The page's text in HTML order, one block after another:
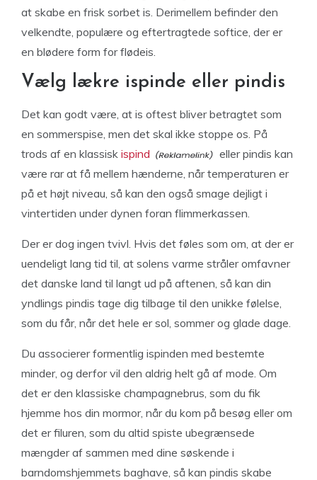
at skabe en frisk sorbet is. Derimellem befinder den
velkendte, populære og eftertragtede softice, der er
en blødere form for flødeis.
Vælg lækre ispinde eller pindis
Det kan godt være, at is oftest bliver betragtet som
en sommerspise, men det skal ikke stoppe os. På
trods af en klassisk ispind
eller pindis kan
være rar at få mellem hænderne, når temperaturen er
på et højt niveau, så kan den også smage dejligt i
vintertiden under dynen foran flimmerkassen.
Der er dog ingen tvivl. Hvis det føles som om, at der er
uendeligt lang tid til, at solens varme stråler omfavner
det danske land til langt ud på aftenen, så kan din
yndlings pindis tage dig tilbage til den unikke følelse,
som du får, når det hele er sol, sommer og glade dage.
Du associerer formentlig ispinden med bestemte
minder, og derfor vil den aldrig helt gå af mode. Om
det er den klassiske champagnebrus, som du fik
hjemme hos din mormor, når du kom på besøg eller om
det er filuren, som du altid spiste ubegrænsede
mængder af sammen med dine søskende i
barndomshjemmets baghave, så kan pindis skabe